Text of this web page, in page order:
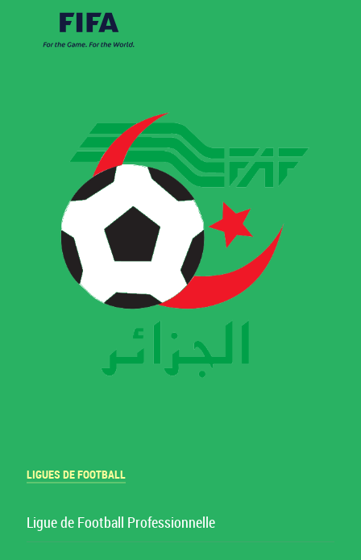
LIGUES DE FOOTBALL
Ligue de Football Professionnelle